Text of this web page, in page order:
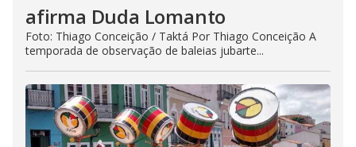
afirma Duda Lomanto
Foto: Thiago Conceição / Taktá Por Thiago Conceição A
temporada de observação de baleias jubarte...